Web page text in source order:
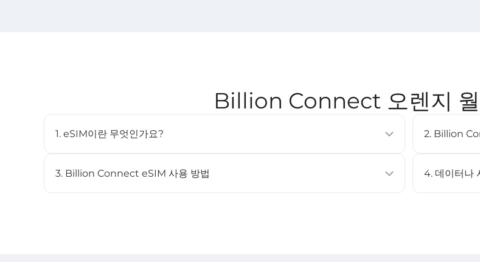
Billion Connect 오렌지
1. eSIM이란 무엇인가요?
디지털 SIM입니다. 호환되는 기기에 내장되어 있으며 여러 프로필을 저장할 수 있습니다.
3. Billion Connect eSIM 사용 방법
2. Billion
XS 이상,
페이지를 확
4. 데이터나